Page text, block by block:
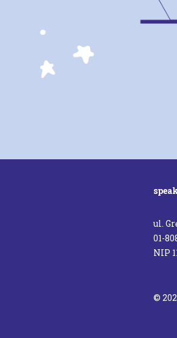
ul.
01-
NIP
©